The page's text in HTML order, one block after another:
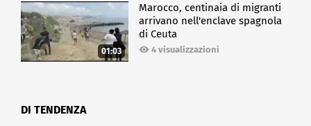
01:03
Marocco, centinaia di migranti
arrivano nell'enclave spagnola
di Ceuta
4 visualizzazioni
DI TENDENZA